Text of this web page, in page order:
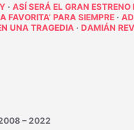
·ASÍ SERÁ EL GRAN
FAVORITA’ PARA SIEMPRE ·
UNA TRAGEDIA ·DAMIÁN
– 2022